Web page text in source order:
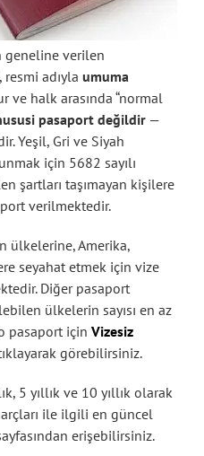
geneline verilen
adıyla umuma
ve halk arasında “normal
pasaport değildir —
Yeşil, Gri ve Siyah
için 5682 sayılı
şartları taşımayan kişilere
verilmektedir.
ülkelerine, Amerika,
seyahat etmek için vize
Diğer pasaport
ülkelerin sayısı en az
pasaport için Vizesiz
görebilirsiniz.
5 yıllık ve 10 yıllık olarak
ile ilgili en güncel
erişebilirsiniz.